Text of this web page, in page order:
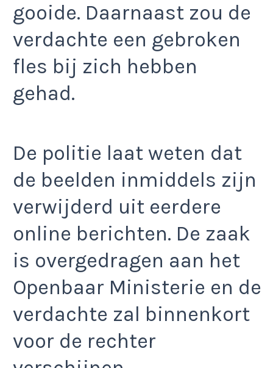
gooide. Daarnaast zou de
verdachte een gebroken
fles bij zich hebben
gehad.
De politie laat weten dat
de beelden inmiddels zijn
verwijderd uit eerdere
online berichten. De zaak
is overgedragen aan het
Openbaar Ministerie en de
verdachte zal binnenkort
voor de rechter